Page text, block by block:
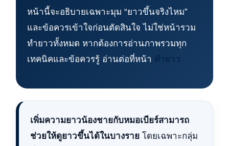
หน้านี้จะอธิบายเฉพาะมุม “ยาวขึ้นจริงไหม”
และข้อควรเข้าใจก่อนตัดสินใจ ไม่ใช่หน้ารวม
ทำยาวทั้งหมด หากต้องการอ่านภาพรวมทุก
เทคนิคและข้อควรรู้ อ่านต่อที่หน้า ทำยาว
เพิ่มความยาวน้องชายกับหมอเบียร์สามารถ
ช่วยให้ดูยาวขึ้นได้ในบางราย โดยเฉพาะกลุ่ม